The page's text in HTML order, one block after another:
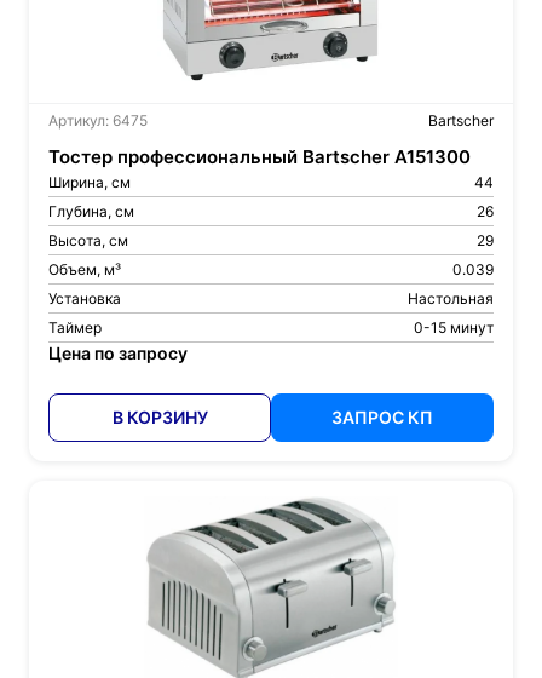
Артикул: 6475 Bartscher
Тостер профессиональный Bartscher A151300
Ширина, см
44
Глубина, см
26
Высота, см
29
Объем, м³
0.039
Установка
Настольная
Таймер
0-15 минут
Цена по запросу
В КОРЗИНУ ЗАПРОС КП